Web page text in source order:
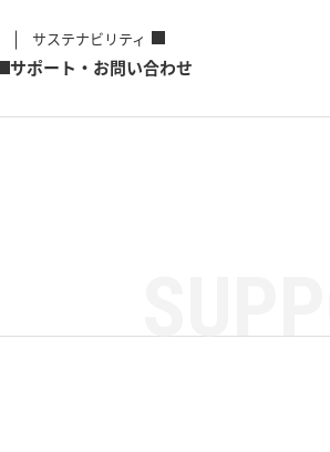
サステナビリティ
サポート・お問い合わせ